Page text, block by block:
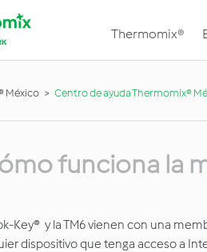
Thermomix®
México Centro de ayuda Thermomix®
funciona la
Key® y la TM6 vienen con una
dispositivo que tenga acceso a